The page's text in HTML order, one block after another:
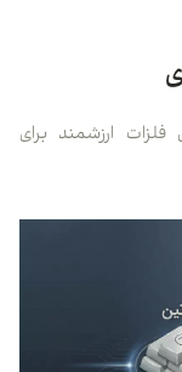
مورد از برترین فلزات ارزشمند برای